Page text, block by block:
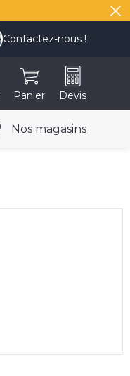
Contactez-nous !
Panier Devis
Nos magasins